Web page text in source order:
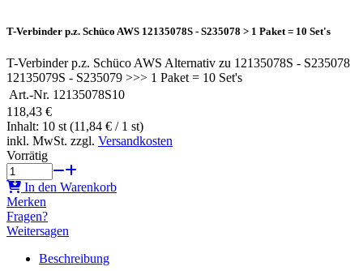
T-Verbinder p.z. Schüco AWS 12135078S - S235078 > 1 Paket = 10 Set's
T-Verbinder p.z. Schüco AWS Alternativ zu 12135078S - S235078
12135079S - S235079 >>> 1 Paket = 10 Set's
Art.-Nr. 12135078S10
118,43 €
Inhalt: 10 st (11,84 € / 1 st)
inkl. MwSt. zzgl. Versandkosten
Vorrätig
In den Warenkorb
Merken
Fragen?
Weitersagen
Beschreibung